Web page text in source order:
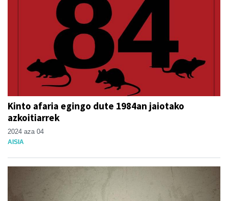
Kinto afaria egingo dute 1984an jaiotako
azkoitiarrek
2024 aza 04
AISIA